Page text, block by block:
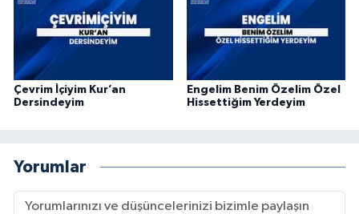
Çevrim İçiyim Kur’an
Dersindeyim
Engelim Benim Özelim Özel
Hissettiğim Yerdeyim
Yorumlar
Erzincan Müftülüğü
Erzurum Müftülüğü
Eskişehir Müftülüğü